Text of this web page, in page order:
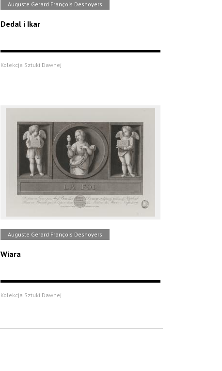
Auguste Gerard François Desnoyers
Dedal i Ikar
Kolekcja Sztuki Dawnej
Auguste Gerard François Desnoyers
Wiara
Kolekcja Sztuki Dawnej